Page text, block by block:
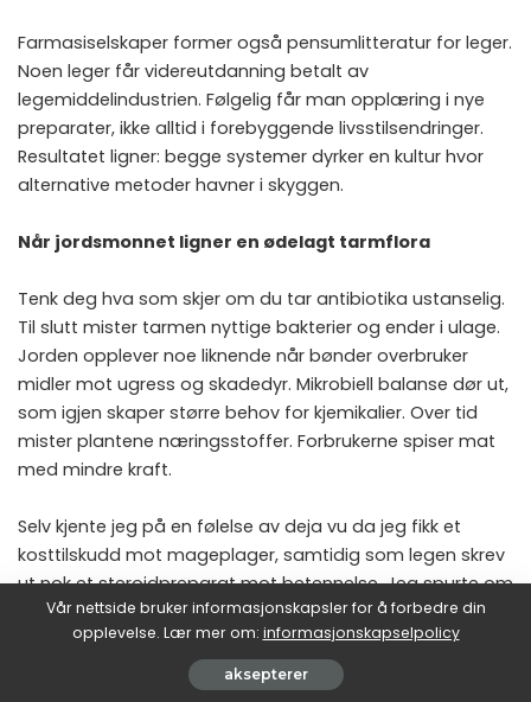
Farmasiselskaper former også pensumlitteratur for leger.
Noen leger får videreutdanning betalt av
legemiddelindustrien. Følgelig får man opplæring i nye
preparater, ikke alltid i forebyggende livsstilsendringer.
Resultatet ligner: begge systemer dyrker en kultur hvor
alternative metoder havner i skyggen.
Når jordsmonnet ligner en ødelagt tarmflora
Tenk deg hva som skjer om du tar antibiotika ustanselig.
Til slutt mister tarmen nyttige bakterier og ender i ulage.
Jorden opplever noe liknende når bønder overbruker
midler mot ugress og skadedyr. Mikrobiell balanse dør ut,
som igjen skaper større behov for kjemikalier. Over tid
mister plantene næringsstoffer. Forbrukerne spiser mat
med mindre kraft.
Selv kjente jeg på en følelse av deja vu da jeg fikk et
kosttilskudd mot mageplager, samtidig som legen skrev
ut nok et steroidpreparat mot betennelse. Jeg spurte om
ikke en kostholdsomlegging kunne gjøre susen. Legen
nikket, men la til at “slik behandling tar tid.” Samme
holdning ser vi i jordbruket: regenererende praksiser
krever en overgangsperiode, men gjødselblandinger gir
Vår nettside bruker informasjonskapsler for å forbedre din
opplevelse. Lær mer om: informasjonskapselpolicy
aksepterer